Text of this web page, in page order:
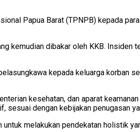
Papua Barat (TPNPB) kepada
kemudian dibakar oleh KKB. Insiden
kepada keluarga korban
kesehatan, dan aparat
sesuai dengan kebijakan penugasan
melakukan pendekatan holistik